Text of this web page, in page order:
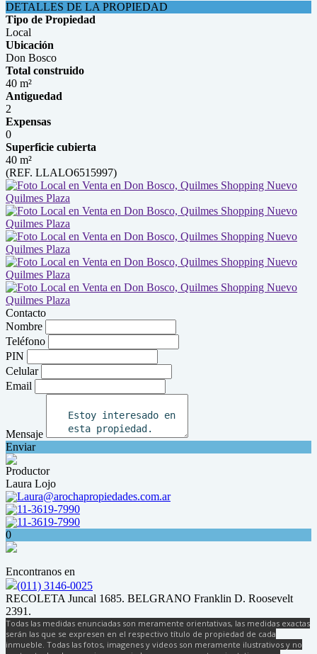
DETALLES DE LA PROPIEDAD
Tipo de Propiedad
Local
Ubicación
Don Bosco
Total construido
40 m²
Antiguedad
2
Expensas
0
Superficie cubierta
40 m²
(REF. LLALO6515997)
Contacto
Nombre
Teléfono
PIN
Celular
Email
Mensaje
Enviar
Productor
Laura Lojo
Laura@arochapropiedades.com.ar
11-3619-7990
11-3619-7990
0
Encontranos en
(011) 3146-0025
RECOLETA Juncal 1685. BELGRANO Franklin D. Roosevelt
2391.
Todas las medidas enunciadas son meramente orientativas, las medidas exactas
serán las que se expresen en el respectivo título de propiedad de cada
inmueble. Todas las fotos, imagenes y videos son meramente ilustrativos y no